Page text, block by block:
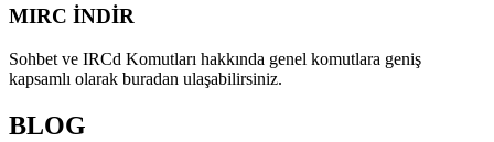
MIRC İNDİR
Sohbet ve IRCd Komutları hakkında genel komutlara geniş
kapsamlı olarak buradan ulaşabilirsiniz.
BLOG